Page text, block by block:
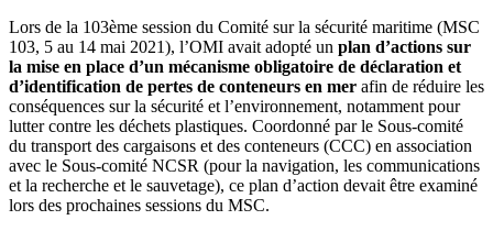
Lors de la 103ème session du Comité sur la sécurité maritime (MSC
103, 5 au 14 mai 2021), l’OMI avait adopté un plan d’actions sur
la mise en place d’un mécanisme obligatoire de déclaration et
d’identification de pertes de conteneurs en mer afin de réduire les
conséquences sur la sécurité et l’environnement, notamment pour
lutter contre les déchets plastiques. Coordonné par le Sous-comité
du transport des cargaisons et des conteneurs (CCC) en association
avec le Sous-comité NCSR (pour la navigation, les communications
et la recherche et le sauvetage), ce plan d’action devait être examiné
lors des prochaines sessions du MSC.